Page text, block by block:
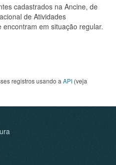
cadastrados na Ancine, de
de Atividades
encontram em situação regular.
registros usando a API (veja